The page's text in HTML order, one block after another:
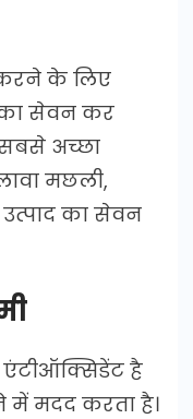
करने के लिए
का सेवन कर
अच्छा
मछली,
का सेवन
एंटीऑक्सिडेंट है
में मदद करता है।